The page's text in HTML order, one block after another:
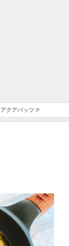
クアパッツァ